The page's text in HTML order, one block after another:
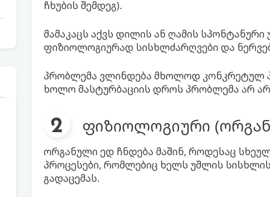
ჩხუბის შემდეგ).
მამაკაცს აქვს დილის ან ღამის სპონტანური
ფიზიოლოგიურად სისხლძარღვები და
პრობლემა ვლინდება მხოლოდ კონკრეტულ
ხოლო მასტურბაციის დროს პრობლემა არ
ფიზიოლოგიური
ორგანული ედ ჩნდება მაშინ, როდესაც
პროცესები, რომლებიც ხელს უშლის
გადაცემას.